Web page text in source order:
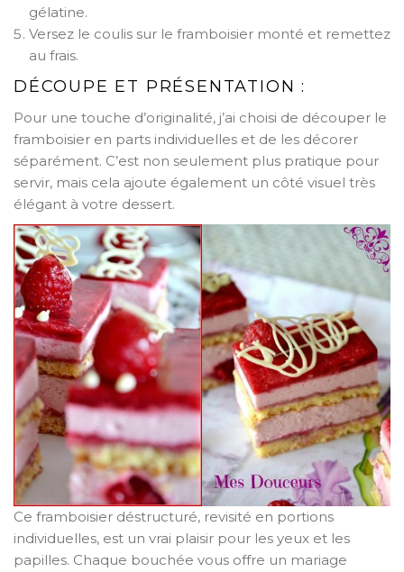
gélatine.
Versez le coulis sur le framboisier monté et remettez
au frais.
DÉCOUPE ET PRÉSENTATION :
Pour une touche d’originalité, j’ai choisi de découper le
framboisier en parts individuelles et de les décorer
séparément. C’est non seulement plus pratique pour
servir, mais cela ajoute également un côté visuel très
élégant à votre dessert.
Ce framboisier déstructuré, revisité en portions
individuelles, est un vrai plaisir pour les yeux et les
papilles. Chaque bouchée vous offre un mariage